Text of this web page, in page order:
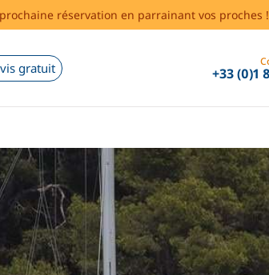
réservation en parrainant vos proches !
gratuit +33 (0)1